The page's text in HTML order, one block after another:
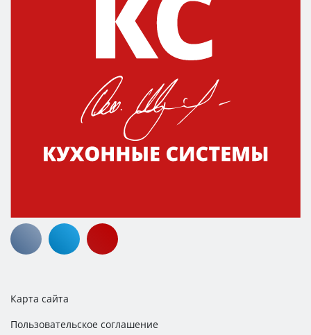
Карта сайта
Пользовательское соглашение